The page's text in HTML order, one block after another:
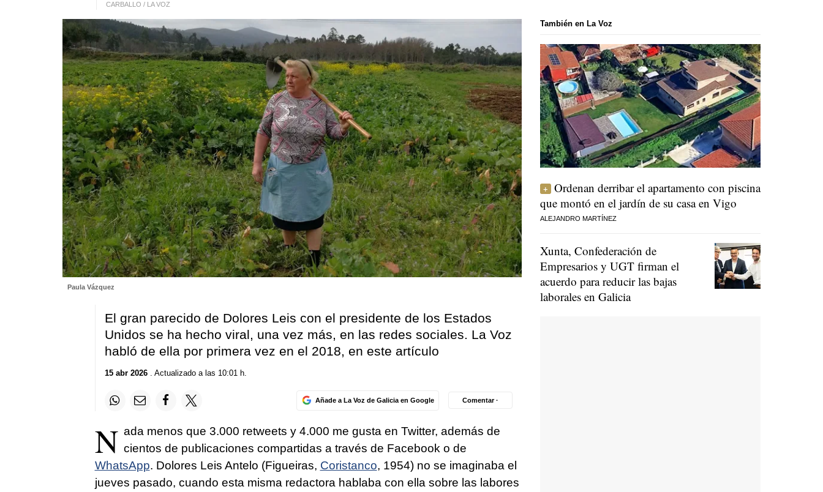
CARBALLO / LA VOZ
Paula Vázquez
El gran parecido de Dolores Leis con el presidente de los Estados
Unidos se ha hecho viral, una vez más, en las redes sociales. La Voz
habló de ella por primera vez en el 2018, en este artículo
15 abr 2026. Actualizado a las 10:01 h.
Añade a La Voz de Galicia en Google Comentar ·
N ada menos que 3.000 retweets y 4.000 me gusta en Twitter, además de
cientos de publicaciones compartidas a través de Facebook o de
WhatsApp. Dolores Leis Antelo (Figueiras, Coristanco, 1954) no se imaginaba el
jueves pasado, cuando esta misma redactora hablaba con ella sobre las labores
También en La Voz
Ordenan derribar el apartamento con piscina
que montó en el jardín de su casa en Vigo
ALEJANDRO MARTÍNEZ
Xunta, Confederación de
Empresarios y UGT firman el
acuerdo para reducir las bajas
laborales en Galicia